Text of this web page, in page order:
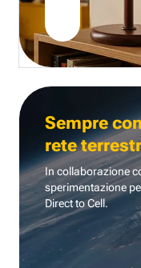
Sempre
rete
In collaborazione
sperimentazione
Direct to Cell.